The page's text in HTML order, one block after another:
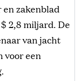
zakenblad
2,8 miljard. De
van jacht
voor een